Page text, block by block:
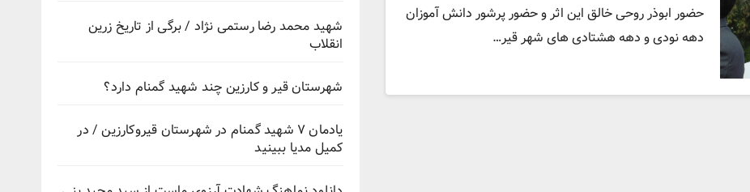
حضور ابوذر روحی خالق این اثر و حضور پرشور دانش آموزان
دهه نودی و دهه هشتادی های شهر قیر…
شهید محمد رضا رستمی نژاد / برگی از تاریخ زرین
انقلاب
شهرستان قیر و کارزین چند شهید گمنام دارد؟
یادمان ۷ شهید گمنام در شهرستان قیروکارزین / در
کمیل مدیا ببینید